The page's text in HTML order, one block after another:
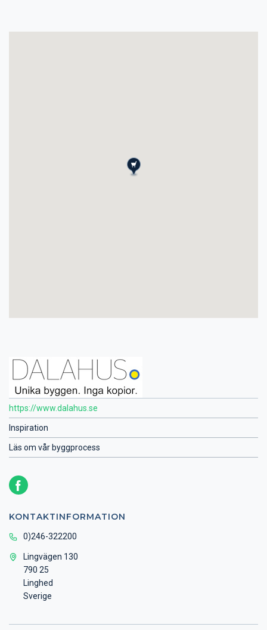
https://www.dalahus.se
Inspiration
Läs om vår byggprocess
KONTAKTINFORMATION
0)246-322200
Lingvägen 130
790 25
Linghed
Sverige